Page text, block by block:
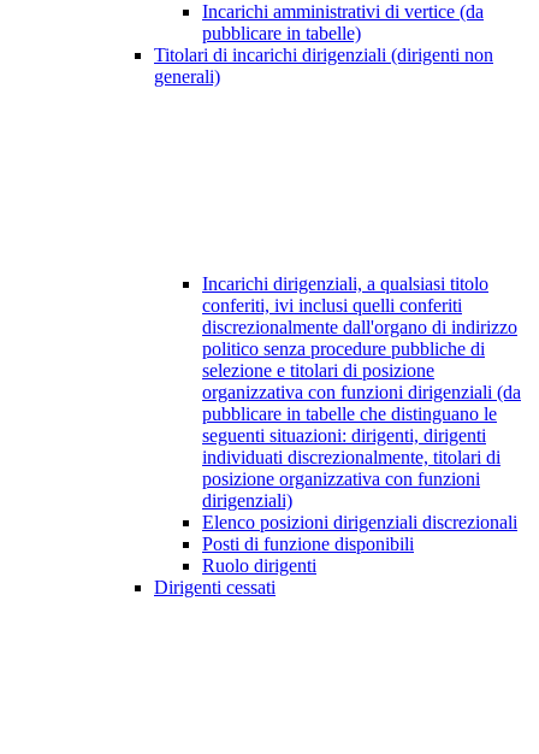
Incarichi amministrativi di vertice (da
pubblicare in tabelle)
Titolari di incarichi dirigenziali (dirigenti non
generali)
Incarichi dirigenziali, a qualsiasi titolo
conferiti, ivi inclusi quelli conferiti
discrezionalmente dall'organo di indirizzo
politico senza procedure pubbliche di
selezione e titolari di posizione
organizzativa con funzioni dirigenziali (da
pubblicare in tabelle che distinguano le
seguenti situazioni: dirigenti, dirigenti
individuati discrezionalmente, titolari di
posizione organizzativa con funzioni
dirigenziali)
Elenco posizioni dirigenziali discrezionali
Posti di funzione disponibili
Ruolo dirigenti
Dirigenti cessati